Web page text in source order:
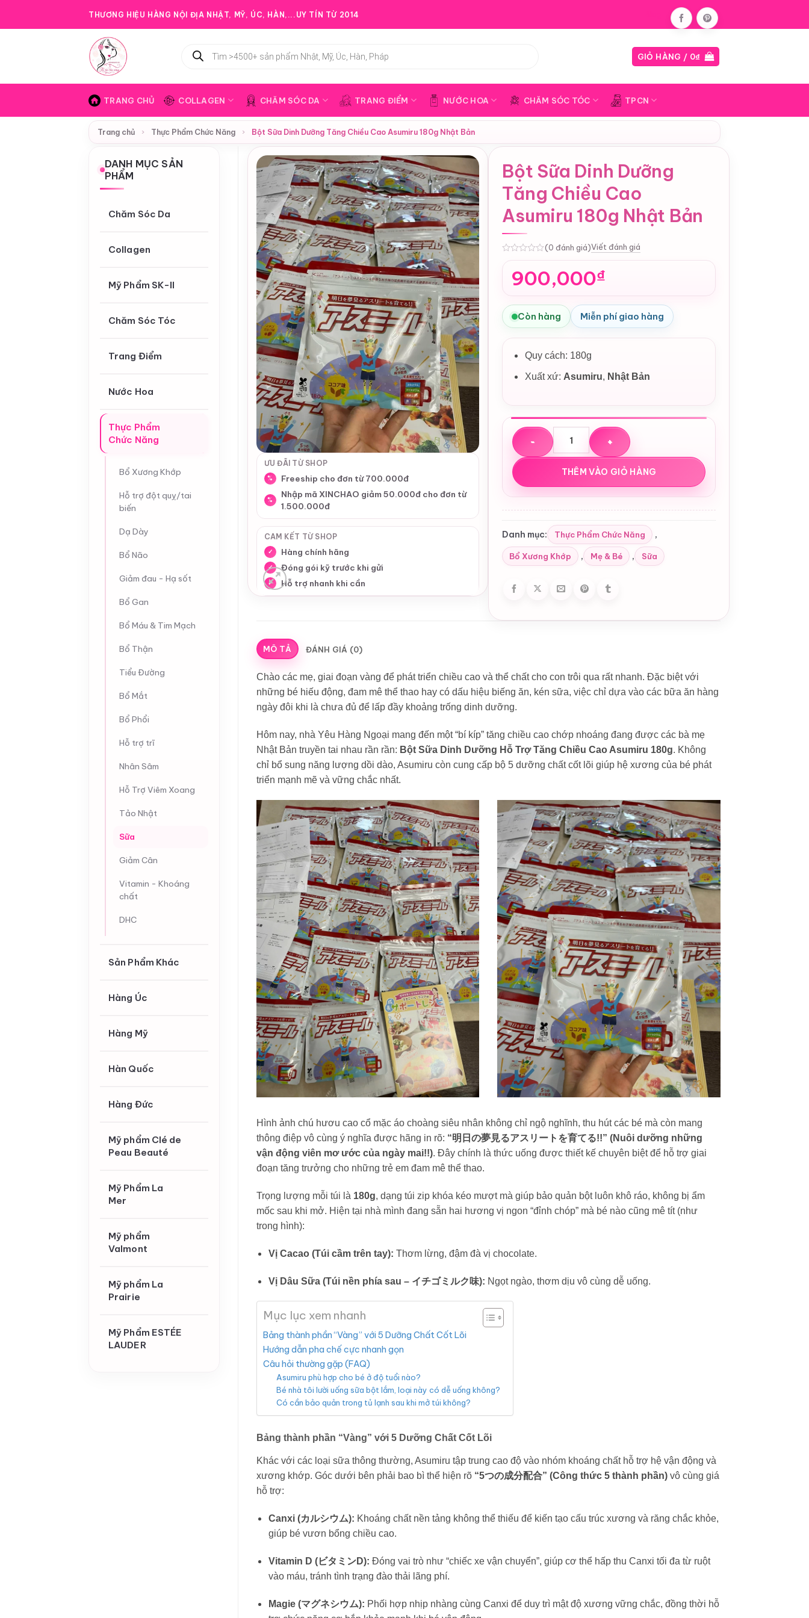
THƯƠNG HIỆU HÀNG NỘI ĐỊA NHẬT, MỸ, ÚC, HÀN,...UY TÍN TỪ 2014
kiếm
GIỎ HÀNG / 0₫
TRANG CHỦ COLLAGEN CHĂM SÓC DA TRANG ĐIỂM NƯỚC HOA CHĂM SÓC TÓC TPCN
Trang chủ › Thực Phẩm Chức Năng › Bột Sữa Dinh Dưỡng Tăng Chiều Cao Asumiru 180g Nhật Bản
DANH MỤC SẢN
PHẨM
Chăm Sóc Da
Collagen
Mỹ Phẩm SK-II
Chăm Sóc Tóc
Trang Điểm
Nước Hoa
Thực Phẩm
Chức Năng
Bổ Xương Khớp
Hỗ trợ đột quỵ/tai
biến
Dạ Dày
Bổ Não
Giảm đau - Hạ sốt
Bổ Gan
Bổ Máu & Tim Mạch
Bổ Thận
Tiểu Đường
Bổ Mắt
Bổ Phổi
Hỗ trợ trĩ
Nhân Sâm
Hỗ Trợ Viêm Xoang
Tảo Nhật
Sữa
Giảm Cân
Vitamin - Khoáng
chất
DHC
Sản Phẩm Khác
Hàng Úc
Hàng Mỹ
Hàn Quốc
Hàng Đức
Mỹ phẩm Clé de
Peau Beauté
Mỹ Phẩm La
Mer
Mỹ phẩm
Valmont
Mỹ phẩm La
Prairie
Mỹ Phẩm ESTÉE
LAUDER
ƯU ĐÃI TỪ SHOP
% Freeship cho đơn từ 700.000đ
%
Nhập mã XINCHAO giảm 50.000đ cho đơn từ
1.500.000đ
CAM KẾT TỪ SHOP
✓ Hàng chính hãng
✓ Đóng gói kỹ trước khi gửi
✓ Hỗ trợ nhanh khi cần
Bột Sữa Dinh Dưỡng
Tăng Chiều Cao
Asumiru 180g Nhật Bản
(0 đánh giá)Viết đánh giá
900,000₫
Còn hàng Miễn phí giao hàng
Quy cách: 180g
Xuất xứ: Asumiru, Nhật Bản
Bột Sữa Dinh Dưỡng Tăng Chiều Cao Asumiru 180g Nhật Bản số
THÊM VÀO GIỎ HÀNG
Danh mục: Thực Phẩm Chức Năng ,
Bổ Xương Khớp , Mẹ & Bé , Sữa
MÔ TẢ ĐÁNH GIÁ (0)
Chào các mẹ, giai đoạn vàng để phát triển chiều cao và thể chất cho con trôi qua rất nhanh. Đặc biệt với
những bé hiếu động, đam mê thể thao hay có dấu hiệu biếng ăn, kén sữa, việc chỉ dựa vào các bữa ăn hàng
ngày đôi khi là chưa đủ để lấp đầy khoảng trống dinh dưỡng.
Hôm nay, nhà Yêu Hàng Ngoại mang đến một “bí kíp” tăng chiều cao chớp nhoáng đang được các bà mẹ
Nhật Bản truyền tai nhau rần rần: Bột Sữa Dinh Dưỡng Hỗ Trợ Tăng Chiều Cao Asumiru 180g. Không
chỉ bổ sung năng lượng dồi dào, Asumiru còn cung cấp bộ 5 dưỡng chất cốt lõi giúp hệ xương của bé phát
triển mạnh mẽ và vững chắc nhất.
Hình ảnh chú hươu cao cổ mặc áo choàng siêu nhân không chỉ ngộ nghĩnh, thu hút các bé mà còn mang
thông điệp vô cùng ý nghĩa được hãng in rõ: “明日の夢見るアスリートを育てる!!” (Nuôi dưỡng những
vận động viên mơ ước của ngày mai!!). Đây chính là thức uống được thiết kế chuyên biệt để hỗ trợ giai
đoạn tăng trưởng cho những trẻ em đam mê thể thao.
Trọng lượng mỗi túi là 180g, dạng túi zip khóa kéo mượt mà giúp bảo quản bột luôn khô ráo, không bị ẩm
mốc sau khi mở. Hiện tại nhà mình đang sẵn hai hương vị ngon “đỉnh chóp” mà bé nào cũng mê tít (như
trong hình):
Vị Cacao (Túi cầm trên tay): Thơm lừng, đậm đà vị chocolate.
Vị Dâu Sữa (Túi nền phía sau – イチゴミルク味): Ngọt ngào, thơm dịu vô cùng dễ uống.
Mục lục xem nhanh
Bảng thành phần “Vàng” với 5 Dưỡng Chất Cốt Lõi
Hướng dẫn pha chế cực nhanh gọn
Câu hỏi thường gặp (FAQ)
Asumiru phù hợp cho bé ở độ tuổi nào?
Bé nhà tôi lười uống sữa bột lắm, loại này có dễ uống không?
Có cần bảo quản trong tủ lạnh sau khi mở túi không?
Bảng thành phần “Vàng” với 5 Dưỡng Chất Cốt Lõi
Khác với các loại sữa thông thường, Asumiru tập trung cao độ vào nhóm khoáng chất hỗ trợ hệ vận động và
xương khớp. Góc dưới bên phải bao bì thể hiện rõ “5つの成分配合” (Công thức 5 thành phần)vô cùng giá
hỗ trợ:
Canxi (カルシウム): Khoáng chất nền tảng không thể thiếu để kiến tạo cấu trúc xương và răng chắc khỏe,
giúp bé vươn bổng chiều cao.
Vitamin D (ビタミンD): Đóng vai trò như “chiếc xe vận chuyển”, giúp cơ thể hấp thu Canxi tối đa từ ruột
vào máu, tránh tình trạng đào thải lãng phí.
Magie (マグネシウム): Phối hợp nhịp nhàng cùng Canxi để duy trì mật độ xương vững chắc, đồng thời hỗ